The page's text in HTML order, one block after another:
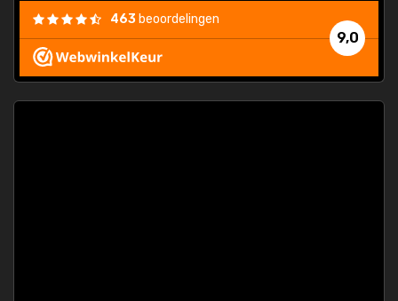
9,0
463 beoordelingen